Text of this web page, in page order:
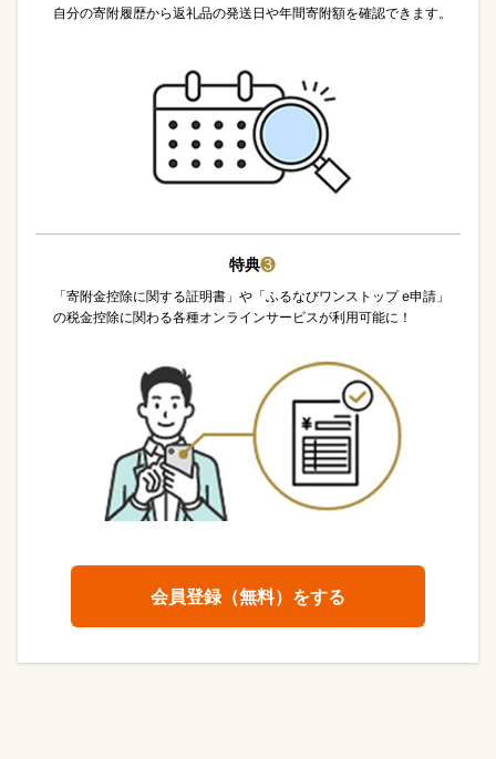
自分の寄附履歴から返礼品の発送日や年間寄附額を確認できます。
特典❸
「寄附金控除に関する証明書」や「ふるなびワンストップ e申請」
の税金控除に関わる各種オンラインサービスが利用可能に！
会員登録（無料）をする